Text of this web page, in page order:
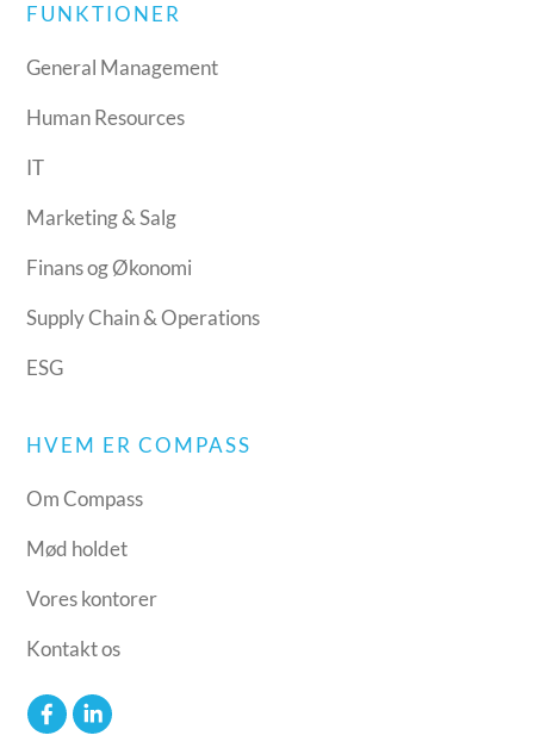
FUNKTIONER
General Management
Human Resources
IT
Marketing & Salg
Finans og Økonomi
Supply Chain & Operations
ESG
HVEM ER COMPASS
Om Compass
Mød holdet
Vores kontorer
Kontakt os